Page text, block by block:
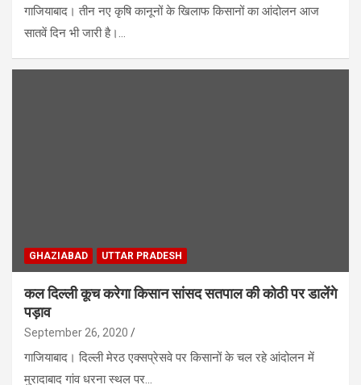
गाजियाबाद। तीन नए कृषि कानूनों के खिलाफ किसानों का आंदोलन आज
सातवें दिन भी जारी है।…
GHAZIABAD UTTAR PRADESH
कल दिल्ली कूच करेगा किसान सांसद सतपाल की कोठी पर डालेंगे
पड़ाव
September 26, 2020
गाजियाबाद। दिल्ली मेरठ एक्सप्रेसवे पर किसानों के चल रहे आंदोलन में
मुरादाबाद गांव धरना स्थल पर…